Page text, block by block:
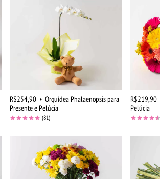
R$254,90 • Orquídea Phalaenopsis para
Presente e Pelúcia
(81)
R$219,90
Pelúcia